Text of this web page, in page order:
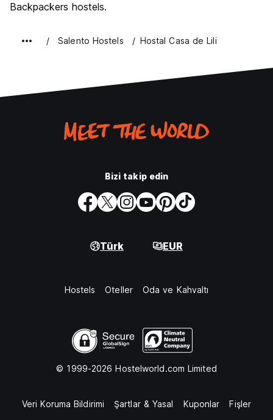
Backpackers hostels.
Salento Hostels Hostal Casa de Lili
Bizi takip edin
Türk EUR
Hostels Oteller Oda ve Kahvaltı
© 1999-2026 Hostelworld.com Limited
Veri Koruma Bildirimi Şartlar & Yasal Kuponlar Fişler